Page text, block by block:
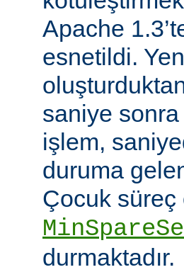
Apache
esnetildi.
saniye
işlem,
duruma
Çocuk
durmaktadır.